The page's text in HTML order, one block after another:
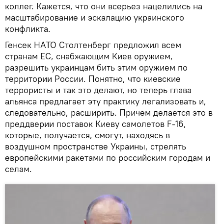
коллег. Кажется, что они всерьез нацелились на
масштабирование и эскалацию украинского
конфликта.
Генсек НАТО Столтенберг предложил всем
странам ЕС, снабжающим Киев оружием,
разрешить украинцам бить этим оружием по
территории России. Понятно, что киевские
террористы и так это делают, но теперь глава
альянса предлагает эту практику легализовать и,
следовательно, расширить. Причем делается это в
преддверии поставок Киеву самолетов F-16,
которые, получается, смогут, находясь в
воздушном пространстве Украины, стрелять
европейскими ракетами по российским городам и
селам.